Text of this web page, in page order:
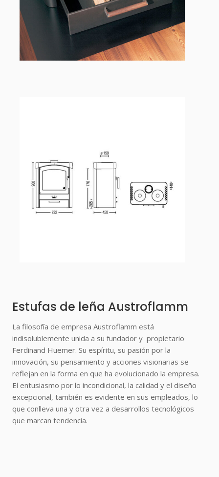
Estufas de leña Austroflamm
La filosofía de empresa Austroflamm está
indisolublemente unida a su fundador y propietario
Ferdinand Huemer. Su espíritu, su pasión por la
innovación, su pensamiento y acciones visionarias se
reflejan en la forma en que ha evolucionado la empresa.
El entusiasmo por lo incondicional, la calidad y el diseño
excepcional, también es evidente en sus empleados, lo
que conlleva una y otra vez a desarrollos tecnológicos
que marcan tendencia.